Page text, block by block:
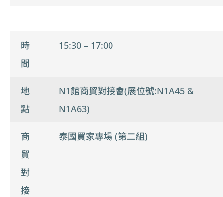
時
間
15:30 – 17:00
地
點
N1館商貿對接會(展位號:N1A45 &
N1A63)
商
貿
對
接
泰國買家專場 (第二組)